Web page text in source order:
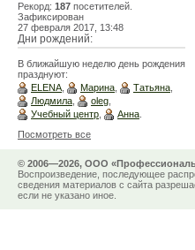
Рекорд: 187 посетителей.
Зафиксирован
27 февраля 2017, 13:48
Дни рождений:
В ближайшую неделю день рождения
празднуют:
ELENA
Марина Татьяна
Людмила
oleg
Учебный центр
Анна
Посмотреть все
© 2006—2026, ООО
Воспроизведение, последующее
сведения материалов с сайта
если не указано иное.